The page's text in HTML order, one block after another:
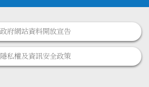
政府網站資料開放宣告
隱私權及資訊安全政策